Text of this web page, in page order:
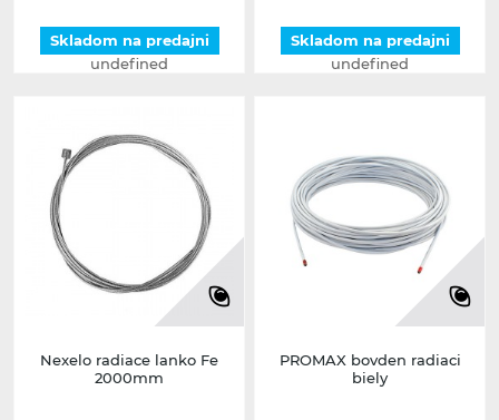
Skladom na predajni
undefined
Skladom na predajni
undefined
Nexelo radiace lanko Fe
2000mm
PROMAX bovden radiaci
biely